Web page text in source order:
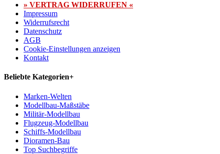
» VERTRAG WIDERRUFEN «
Impressum
Widerrufsrecht
Datenschutz
AGB
Cookie-Einstellungen anzeigen
Kontakt
Beliebte Kategorien+
Marken-Welten
Modellbau-Maßstäbe
Militär-Modellbau
Flugzeug-Modellbau
Schiffs-Modellbau
Dioramen-Bau
Top Suchbegriffe